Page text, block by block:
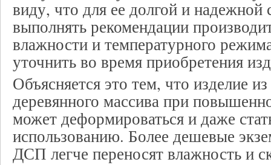
виду, что для ее долгой и
выполнять рекомендации
влажности и температурного
уточнить во время приобретения
Объясняется это тем, что изделие
деревянного массива при
может деформироваться и даже
использованию. Более дешевые
ДСП легче переносят влажность и